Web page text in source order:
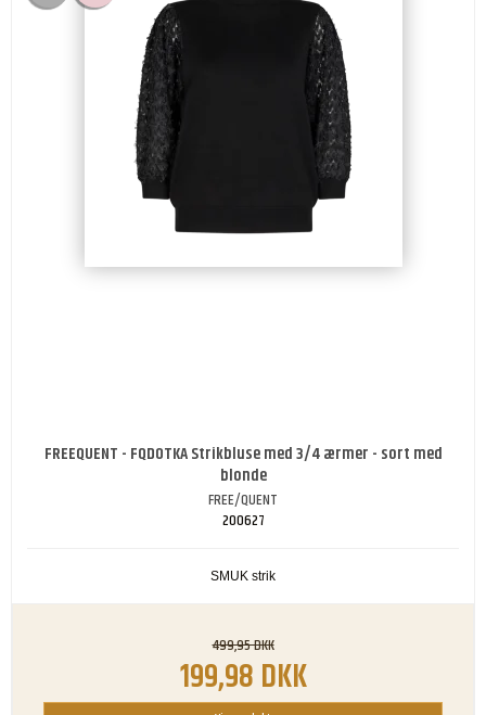
FREEQUENT - FQDOTKA Strikbluse med 3/4 ærmer - sort med
blonde
FREE/QUENT
200627
SMUK strik
499,95 DKK
199,98 DKK